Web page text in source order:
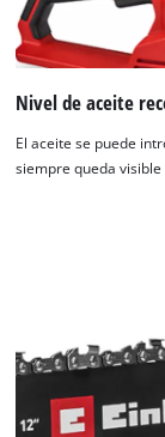
Nivel de aceite
El aceite se puede
siempre queda